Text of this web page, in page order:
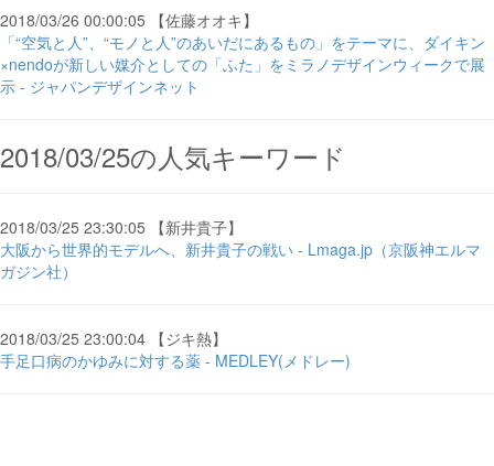
2018/03/26 00:00:05 【佐藤オオキ】
「“空気と人”、“モノと人”のあいだにあるもの」をテーマに、ダイキン
×nendoが新しい媒介としての「ふた」をミラノデザインウィークで展
示 - ジャパンデザインネット
2018/03/25の人気キーワード
2018/03/25 23:30:05 【新井貴子】
大阪から世界的モデルへ、新井貴子の戦い - Lmaga.jp（京阪神エルマ
ガジン社）
2018/03/25 23:00:04 【ジキ熱】
手足口病のかゆみに対する薬 - MEDLEY(メドレー)